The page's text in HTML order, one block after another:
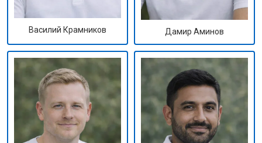
Василий Крамников Дамир Аминов